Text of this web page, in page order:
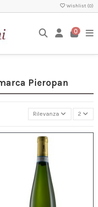
Wishlist (0)
0
Pieropan
Rilevanza 2